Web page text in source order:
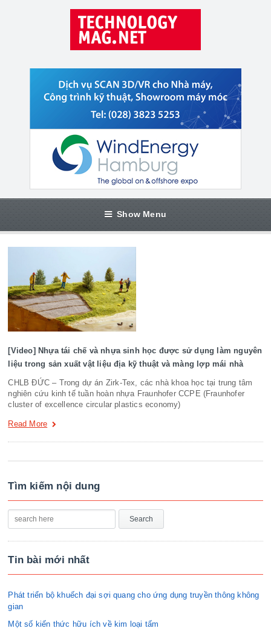
Show Menu
[Video] Nhựa tái chế và nhựa sinh học được sử dụng làm nguyên
liệu trong sản xuất vật liệu địa kỹ thuật và màng lợp mái nhà
CHLB ĐỨC – Trong dự án Zirk-Tex, các nhà khoa học tại trung tâm
nghiên cứu kinh tế tuần hoàn nhựa Fraunhofer CCPE (Fraunhofer
cluster of excellence circular plastics economy)
Read More
Tìm kiếm nội dung
Tin bài mới nhất
Phát triển bộ khuếch đại sợi quang cho ứng dụng truyền thông không
gian
Một số kiến thức hữu ích về kim loại tấm